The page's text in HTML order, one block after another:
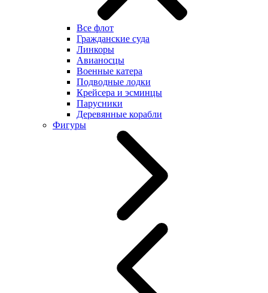
Все флот
Гражданские суда
Линкоры
Авианосцы
Военные катера
Подводные лодки
Крейсера и эсминцы
Парусники
Деревянные корабли
Фигуры